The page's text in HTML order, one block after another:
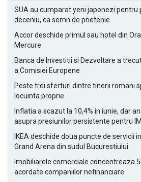
SUA au cumparat yeni japonezi pentru
deceniu, ca semn de prietenie
Accor deschide primul sau hotel din
Mercure
Banca de Investitii si Dezvoltare a
a Comisiei Europene
Peste trei sferturi dintre tinerii romani
locuinta proprie
Inflatia a scazut la 10,4% in iunie, dar
asupra presiunilor persistente pentru
IKEA deschide doua puncte de servicii
Grand Arena din sudul Bucurestiului
Imobiliarele comerciale concentreaza
acordate companiilor nefinanciare